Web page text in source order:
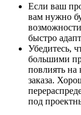
Если ваш
вам нужно
быстро
Убедитесь,
большими
повлиять на
заказа.
под